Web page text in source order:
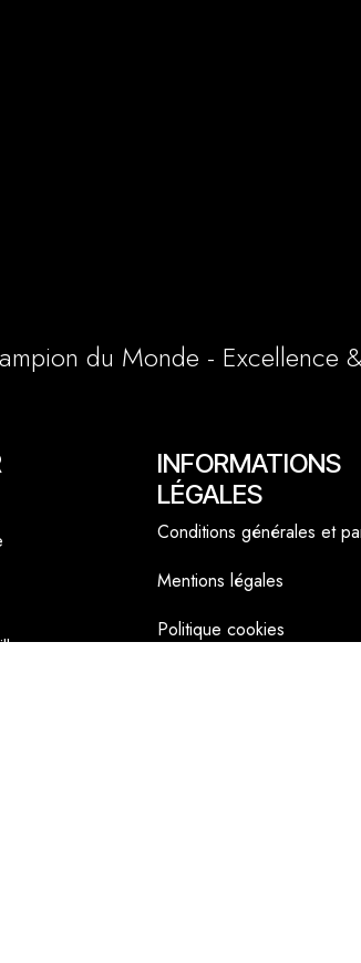
du Monde - Excellence
INFORMATIONS
LÉGALES
Conditions générales et
Mentions légales
Politique cookies